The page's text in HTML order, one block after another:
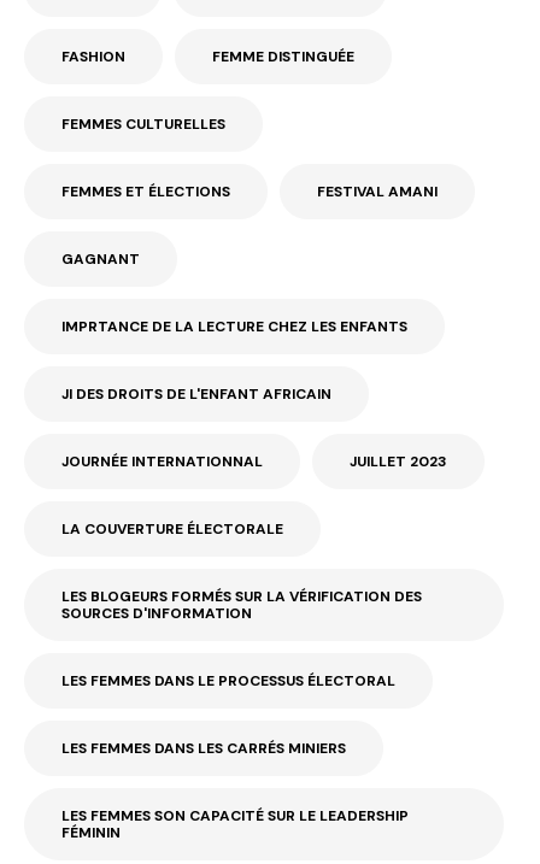
FASHION FEMME DISTINGUÉE
FEMMES CULTURELLES
FEMMES ET ÉLECTIONS FESTIVAL AMANI
GAGNANT
IMPRTANCE DE LA LECTURE CHEZ LES ENFANTS
JI DES DROITS DE L'ENFANT AFRICAIN
JOURNÉE INTERNATIONNAL JUILLET 2023
LA COUVERTURE ÉLECTORALE
LES BLOGEURS FORMÉS SUR LA VÉRIFICATION DES
SOURCES D'INFORMATION
LES FEMMES DANS LE PROCESSUS ÉLECTORAL
LES FEMMES DANS LES CARRÉS MINIERS
LES FEMMES SON CAPACITÉ SUR LE LEADERSHIP
FÉMININ